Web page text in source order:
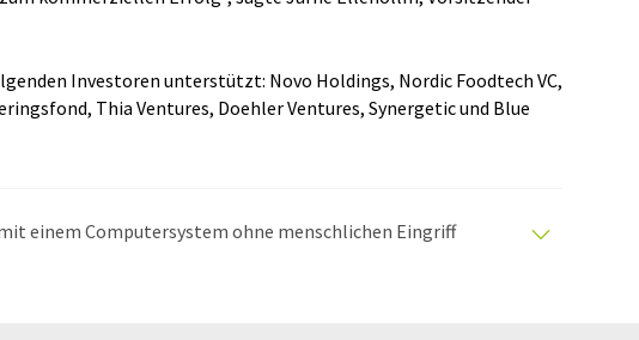
Investoren unterstützt: Novo Holdings, Nordic Foodtech VC,
Thia Ventures, Doehler Ventures, Synergetic und Blue
einem Computersystem ohne menschlichen Eingriff